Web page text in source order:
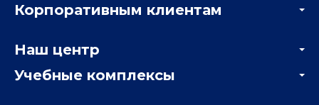
Учебные комплексы
Мастер-классы и вебинары
Корпоративным клиентам
Отзывы компаний
Наш центр
Информация о центре